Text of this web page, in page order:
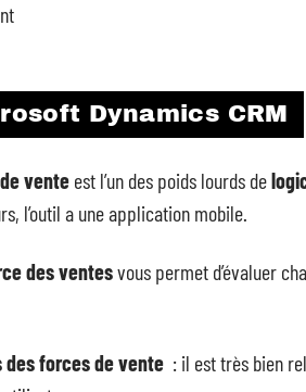
Dynamics CRM
vente est l’un des poids lourds de
l’outil a une application mobile.
des ventesvous permet d’évaluer
des forces de vente : il est très bien